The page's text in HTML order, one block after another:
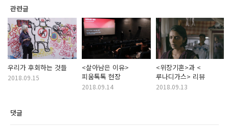
관련글
우리가 후회하는 것들
2018.09.15
<살아남은 이유>
피움톡톡 현장
2018.09.14
<위장기혼>과 <
루나디가스> 리뷰
2018.09.13
댓글